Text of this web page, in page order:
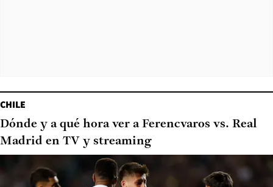
CHILE
Dónde y a qué hora ver a Ferencvaros vs. Real
Madrid en TV y streaming